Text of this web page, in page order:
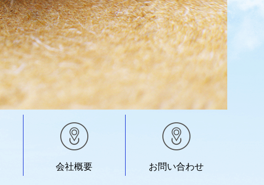
会社概要 お問い合わせ